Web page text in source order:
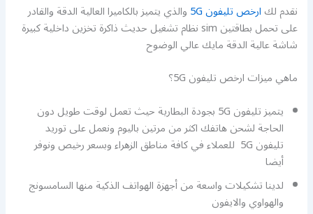
نقدم لكارخص تليفون 5G والذي يتميز بالكاميرا العالية الدقة والقادر
على تحمل بطاقتين sim نظام تشغيل حديث ذاكرة تخزين داخلية كبيرة
شاشة عالية الدقة مايك عالي الوضوح
ماهي ميزات ارخص تليفون 5G؟
يتميز تليفون 5G بجودة البطارية حيث تعمل لوقت طويل دون
الحاجة لشحن هاتفك اكثر من مرتين باليوم ونعمل على توريد
تليفون 5G للعملاء في كافة مناطق الزهراء وبسعر رخيص ونوفر
أيضا
لدينا تشكيلات واسعة من أجهزة الهواتف الذكية منها السامسونج
والهواوي والايفون